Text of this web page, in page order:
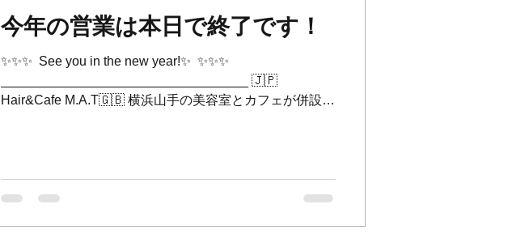
今年の営業は本日で終了です！
✨✨✨ ⁡ See you in the new year!✨ ⁡ ✨✨✨
__________________________________ 🇯🇵
Hair&Cafe M.A.T🇬🇧 横浜山手の美容室とカフェが併設し